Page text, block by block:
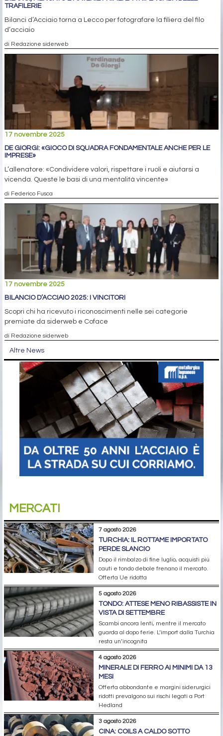
TRAFILERIE
Bilanci d’Acciaio torna a Lecco per fotografare la filiera del filo
d’acciaio
di Redazione siderweb
17 novembre 2025
DE GIORGI: «GIOCO DI SQUADRA FONDAMENTALE ANCHE PER LE
IMPRESE»
L’allenatore: «Condividere valori, rispettare i ruoli e aiutarsi a
vicenda. Queste le basi di una mentalità vincente»
di Federico Fusca
17 novembre 2025
BILANCIO D’ACCIAIO 2025: I VINCITORI
Scopri chi ha ricevuto i riconoscimenti nelle sei categorie
premiate da siderweb e Coface
di Redazione siderweb
Altre News
MERCATI
7 agosto 2026
TURCHIA: IL ROTTAME IMPORTATO
PERDE SLANCIO
Dopo il rimbalzo di fine luglio, acquisti più
cauti e tondo debole frenano il mercato.
Offerta Ue ridotta
5 agosto 2026
TONDO: ATTESE MENO RIBASSISTE IN
VISTA DI SETTEMBRE
Scambi ancora lenti, mentre il mercato
guarda al dopo ferie. L’import dalla Turchia
resta un’incognita
4 agosto 2026
MINERALE DI FERRO AI MINIMI DA 13
MESI
Offerta abbondante e margini siderurgici
ridotti prevalgono sui rischi legati a Port
Hedland
3 agosto 2026
CINA: COILS A CALDO SOTTO